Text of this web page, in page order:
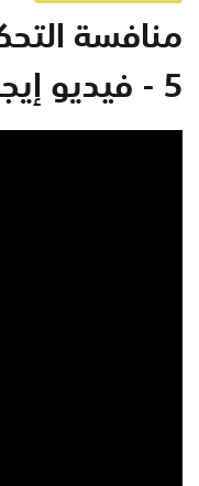
منافسة
5 - فيديو إيجاز